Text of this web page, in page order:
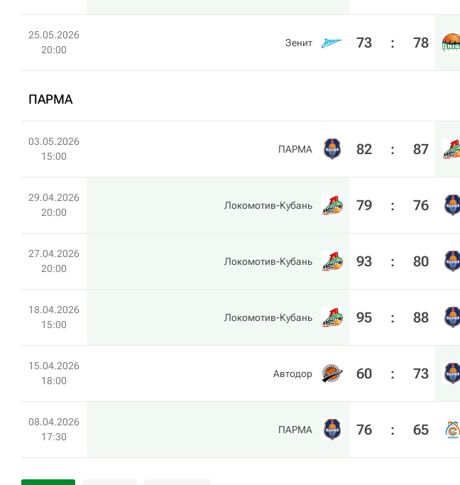
25.05.2026
20:00
Зенит 73 : 78
ПАРМА
03.05.2026
15:00
ПАРМА 82 : 87
29.04.2026
20:00
Локомотив-Кубань 79 : 76
27.04.2026
20:00
Локомотив-Кубань 93 : 80
18.04.2026
15:00
Локомотив-Кубань 95 : 88
15.04.2026
18:00
Автодор 60 : 73
08.04.2026
17:30
ПАРМА 76 : 65